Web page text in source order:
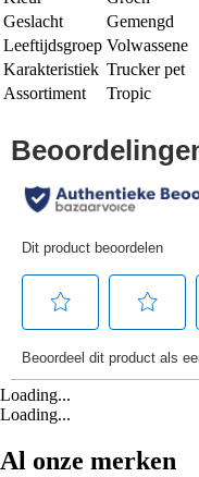
Geslacht
Gemengd
Leeftijdsgroep Volwassene
Karakteristiek Trucker pet
Assortiment
Tropic
Loading...
Loading...
Al onze merken